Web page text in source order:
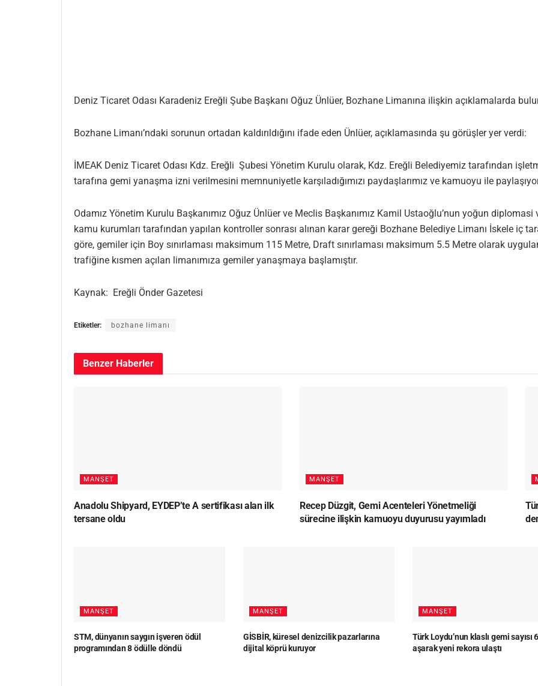
Deniz Ticaret Odası Karadeniz Ereğli Şube Başkanı Oğuz Ünlüer, Bozhane Limanına ilişkin açıklamalarda
Bozhane Limanı’ndaki sorunun ortadan kaldırıldığını ifade eden Ünlüer, açıklamasında şu görüşler yer verdi:
İMEAK Deniz Ticaret Odası Kdz. Ereğli Şubesi Yönetim Kurulu olarak, Kdz. Ereğli Belediyemiz tarafından
tarafına gemi yanaşma izni verilmesini memnuniyetle karşıladığımızı paydaşlarımız ve kamuoyu ile
Odamız Yönetim Kurulu Başkanımız Oğuz Ünlüer ve Meclis Başkanımız Kamil Ustaoğlu’nun yoğun
kamu kurumları tarafından yapılan kontroller sonrası alınan karar gereği Bozhane Belediye Limanı İskele iç
göre, gemiler için Boy sınırlaması maksimum 115 Metre, Draft sınırlaması maksimum 5.5 Metre olarak
trafiğine kısmen açılan limanımıza gemiler yanaşmaya başlamıştır.
Kaynak: Ereğli Önder Gazetesi
Etiketler: bozhane limanı
Benzer Haberler
MANŞET
Anadolu Shipyard, EYDEP’te A sertifikası alan ilk
tersane oldu
MANŞET
Recep Düzgit, Gemi Acenteleri Yönetmeliği
sürecine ilişkin kamuoyu duyurusu yayımladı
MANŞET
STM, dünyanın saygın işveren ödül
programından 8 ödülle döndü
MANŞET
GİSBİR, küresel denizcilik pazarlarına
dijital köprü kuruyor
MANŞET
Türk Loydu’nun klaslı gemi sayısı
aşarak yeni rekora ulaştı